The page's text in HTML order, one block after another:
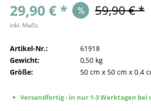
29,90 € * 59,90 € *
inkl. MwSt.
Artikel-Nr.:
61918
Gewicht:
0,50 kg
Größe:
50 cm x 50 cm x 0.4
Versandfertig - in nur 1-3 Werktagen bei